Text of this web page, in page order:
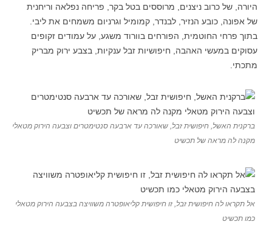
היורה, של כרוב ניצנים, מרוססים בטל בקר, פריחה נפלאה וריחנית
של אפונה, כובע הנזיר, לבנדר, קמומיל וגרניום משמחים את ליבי.
בתוך פרחי החוטמית, הפורחים בוורוד משגע, על עמודים זקופים
עסוקים במעשי האהבה, חיפושיות זבל ענקיות, בצבע ירוק מבריק
מתכתי.
ברקנית האשל, חיפושית זבל, שאורכה עד ארבעה סנטימטרים וצבעה הירוק מטאלי
מקנה לה מראה של תכשיט
אל תקראו לה חיפושית זבל, זו חיפושית קליאופטרה משוויצה בצבעה הירוק מטאלי
כמו תכשיט